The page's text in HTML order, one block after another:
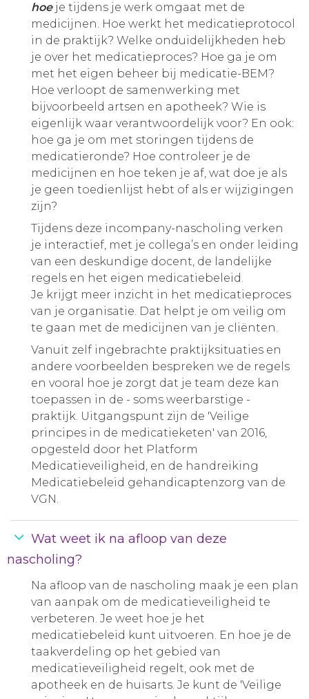
hoeje tijdens je werk omgaat met de
medicijnen. Hoe werkt het medicatieprotocol
in de praktijk? Welke onduidelijkheden heb
je over het medicatieproces? Hoe ga je om
met het eigen beheer bij medicatie-BEM?
Hoe verloopt de samenwerking met
bijvoorbeeld artsen en apotheek? Wie is
eigenlijk waar verantwoordelijk voor? En ook:
hoe ga je om met storingen tijdens de
medicatieronde? Hoe controleer je de
medicijnen en hoe teken je af, wat doe je als
je geen toedienlijst hebt of als er wijzigingen
zijn?
Tijdens deze incompany-nascholing verken
je interactief, met je collega’s en onder leiding
van een deskundige docent, de landelijke
regels en het eigen medicatiebeleid.
Je krijgt meer inzicht in het medicatieproces
van je organisatie. Dat helpt je om veilig om
te gaan met de medicijnen van je cliënten.
Vanuit zelf ingebrachte praktijksituaties en
andere voorbeelden bespreken we de regels
en vooral hoe je zorgt dat je team deze kan
toepassen in de - soms weerbarstige -
praktijk. Uitgangspunt zijn de 'Veilige
principes in de medicatieketen' van 2016,
opgesteld door het Platform
Medicatieveiligheid, en de handreiking
Medicatiebeleid gehandicaptenzorg van de
VGN.
Wat weet ik na afloop van deze
nascholing?
Na afloop van de nascholing maak je een plan
van aanpak om de medicatieveiligheid te
verbeteren. Je weet hoe je het
medicatiebeleid kunt uitvoeren. En hoe je de
taakverdeling op het gebied van
medicatieveiligheid regelt, ook met de
apotheek en de huisarts. Je kunt de 'Veilige